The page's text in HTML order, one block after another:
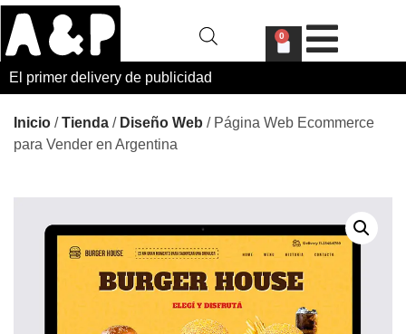
0
El primer delivery de publicidad
Inicio /Tienda / Diseño Web / Página Web Ecommerce
para Vender en Argentina